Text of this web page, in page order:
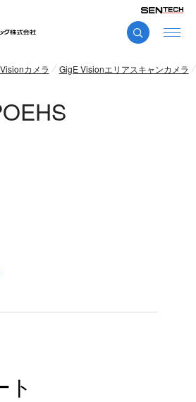
カメラ GigE Visionエリアスキャンカメラ
ト